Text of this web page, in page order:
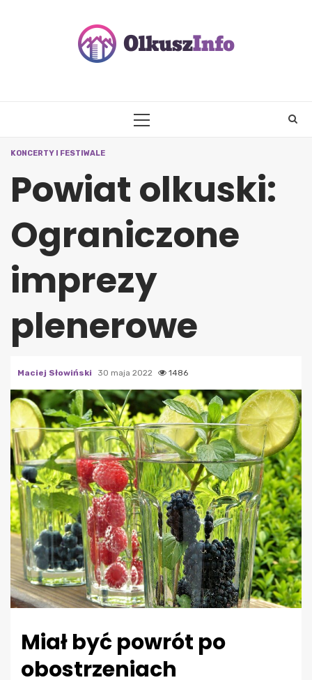
PRIMARY
KONCERTY I FESTIWALE
Powiat olkuski:
Ograniczone
imprezy
plenerowe
Maciej Słowiński 30 maja 2022 1486
Miał być powrót po
obostrzeniach